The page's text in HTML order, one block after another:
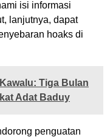
isi informasi
lanjutnya, dapat
hoaks di
Tiga Bulan
Adat Baduy
penguatan